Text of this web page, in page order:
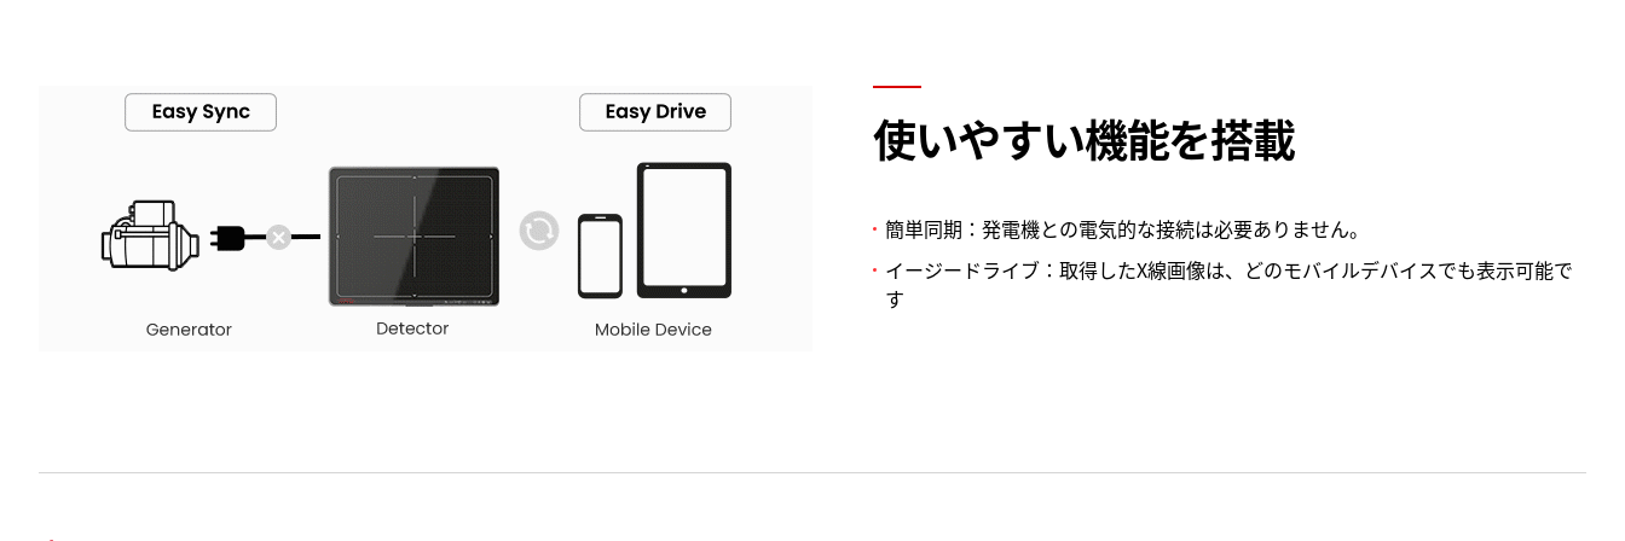
使いやすい機能を搭載
簡単同期：発電機との電気的な接続は必要ありません。
イージードライブ：取得したX線画像は、どのモバイルデバイスでも表示可能で
す